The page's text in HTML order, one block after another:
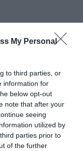
My Personal
to third parties, or
information for
below opt-out
note that after your
seeing
utilized by
parties prior to
of the further